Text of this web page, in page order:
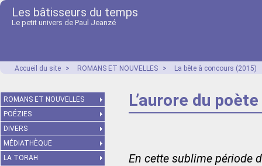
Les bâtisseurs du temps
Le petit univers de Paul Jeanzé
Accueil du site > ROMANS ET NOUVELLES > La bête à concours (2015)
L’aurore du poète
En cette sublime période
ROMANS ET NOUVELLES
POÉZIES
DIVERS
MÉDIATHÈQUE
LA TORAH